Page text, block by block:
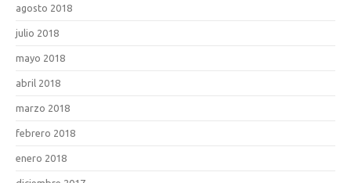
agosto 2018
julio 2018
mayo 2018
abril 2018
marzo 2018
febrero 2018
enero 2018